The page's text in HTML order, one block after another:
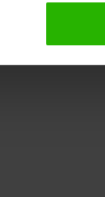
Je kunt je